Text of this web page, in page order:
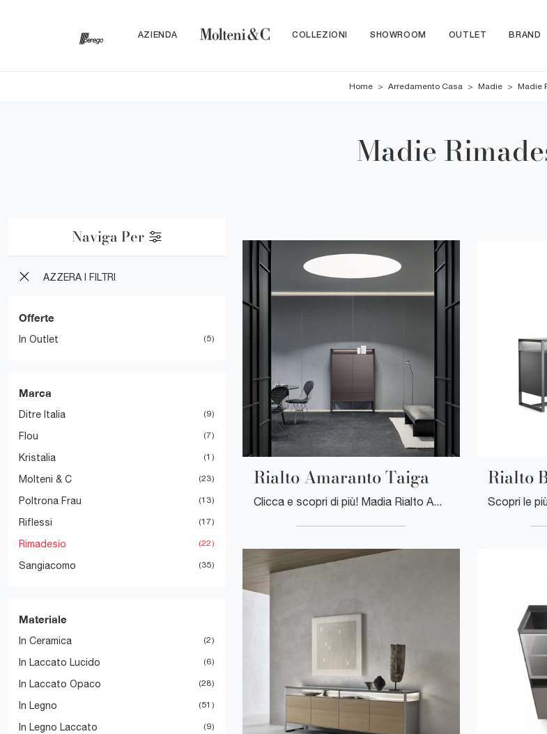
AZIENDA COLLEZIONI SHOWROOM OUTLET BRAND
Home > Arredamento Casa > Madie > Madie
Madie
Naviga Per
AZZERA I FILTRI
Offerte
In Outlet 5
Marca
Ditre Italia 9
Flou 7
Kristalia 1
Molteni & C 23
Poltrona Frau 13
Riflessi 17
Rimadesio 22
Sangiacomo 35
Materiale
In Ceramica 2
In Laccato Lucido 6
In Laccato Opaco 28
In Legno 51
In Legno Laccato 9
Rialto Amaranto Taiga
Clicca e scopri di più! Madia Rialto Amaranto Taiga di Rimadesio in laccato opaco: ti attende per completare le tue stanze moderne.
Rialto